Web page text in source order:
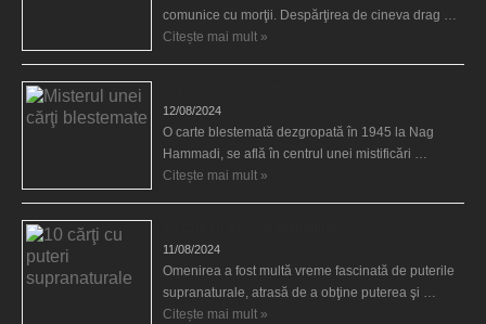
comunice cu morţii. Despărţirea de cineva drag …
Citește mai mult »
12/08/2024
O carte blestemată dezgropată în 1945 la Nag
Hammadi, se află în centrul unei mistificări …
Citește mai mult »
11/08/2024
Omenirea a fost multă vreme fascinată de puterile
supranaturale, atrasă de a obţine puterea şi …
Citește mai mult »